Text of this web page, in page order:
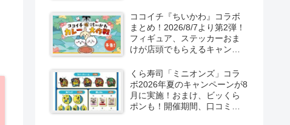
LostWordのプラモ風アクキ
ー、カラビナ、クリアファイ
ルが2026/8/7より新発売！
ココイチ『ちいかわ』コラボ
まとめ！2026/8/7より第2弾！
フィギュア、ステッカーおま
けが店頭でもらえるキャンペ
る！
くら寿司「ミニオンズ」コラ
ボ2026年夏のキャンペーンが8
月に実施！おまけ、ビッくら
ポンも！開催期間、口コミ、